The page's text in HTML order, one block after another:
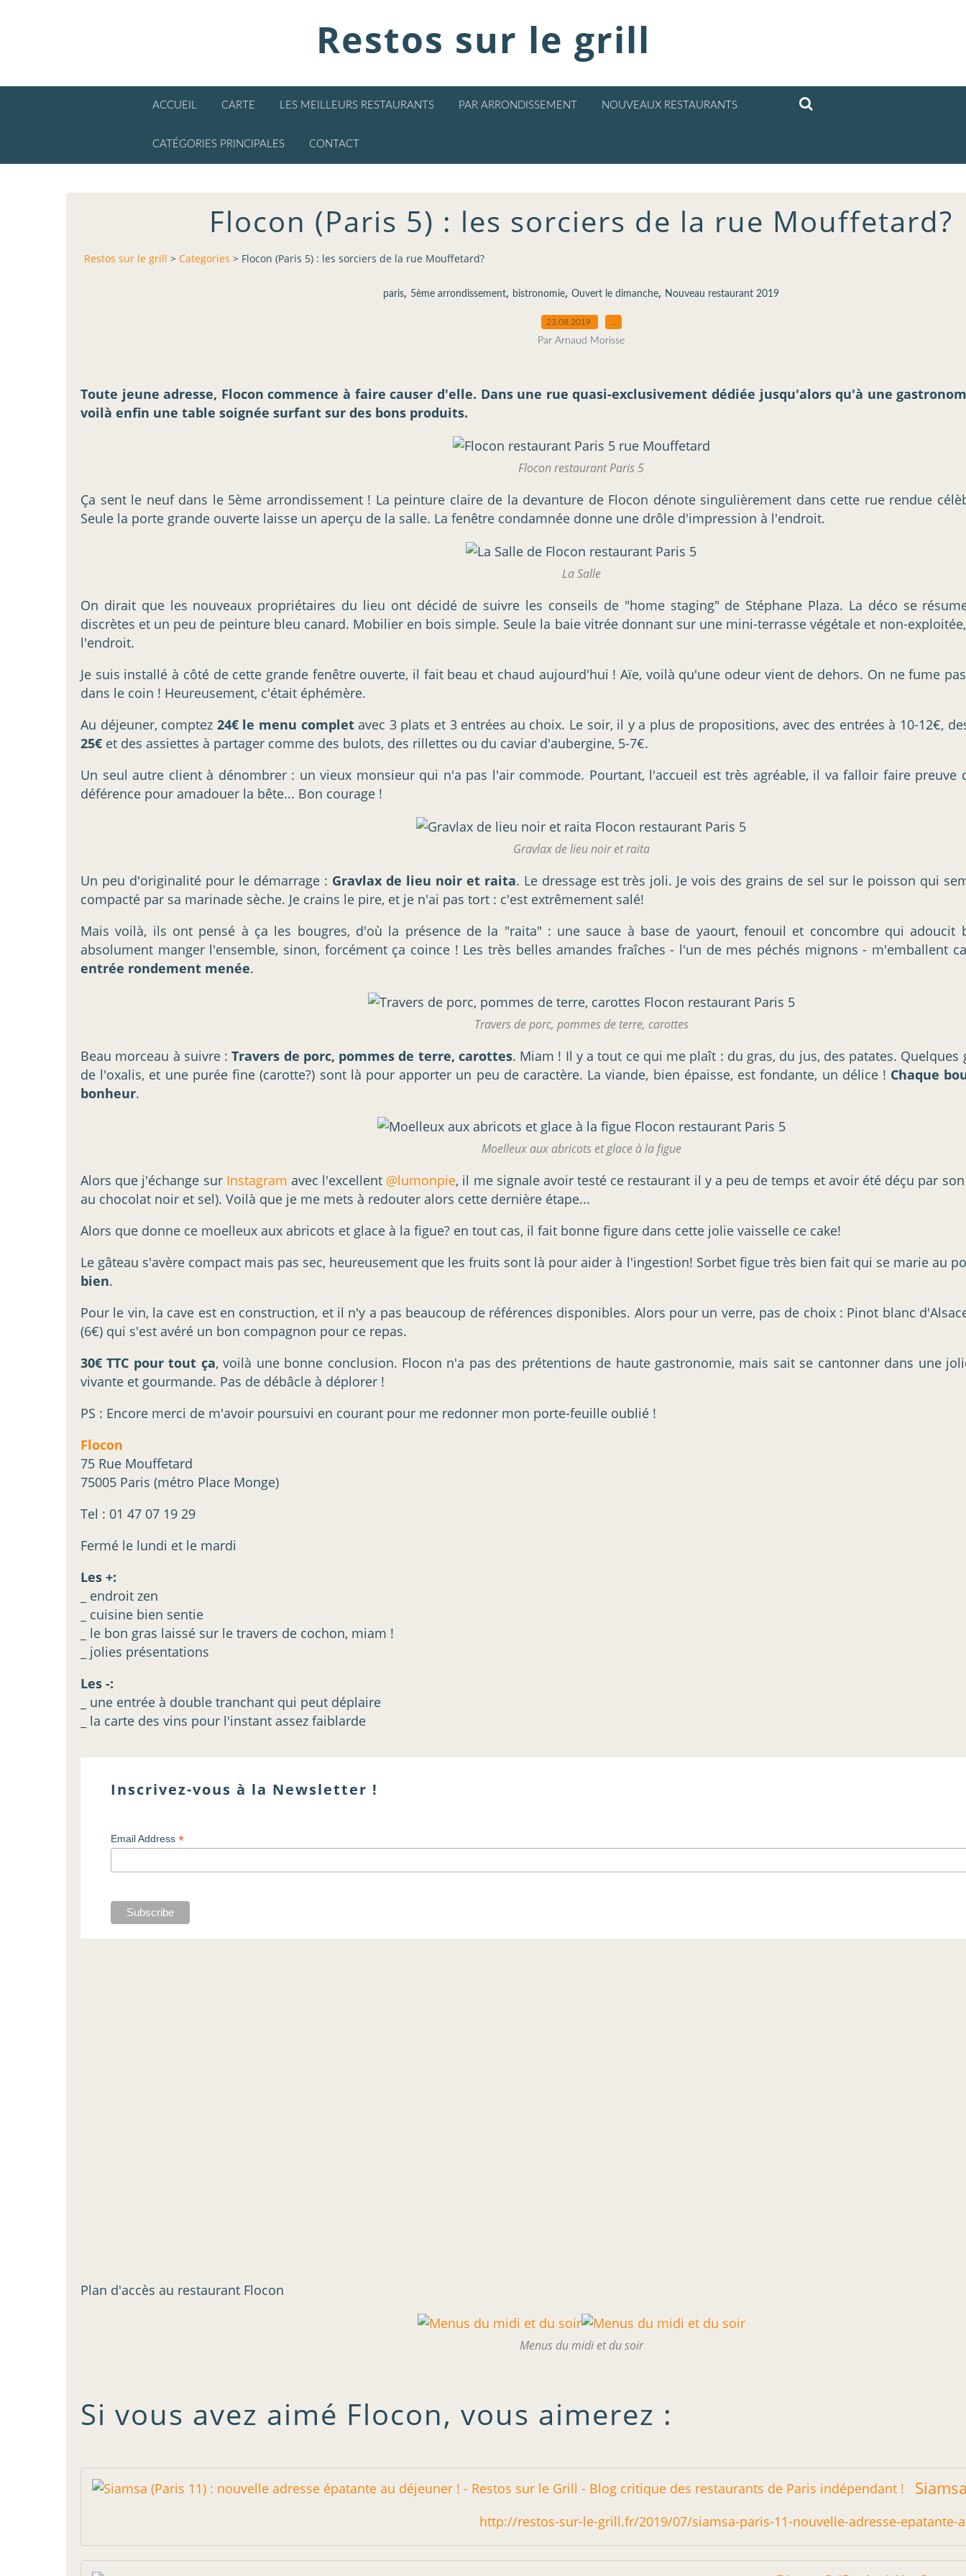
Restos sur le grill
ACCUEIL CARTE LES MEILLEURS RESTAURANTS PAR ARRONDISSEMENT NOUVEAUX RESTAURANTS
CATÉGORIES PRINCIPALES CONTACT
Flocon (Paris 5) : les sorciers de la rue Mouffetard?
Restos sur le grill > Categories > Flocon (Paris 5) : les sorciers de la rue Mouffetard?
paris, 5ème arrondissement, bistronomie, Ouvert le dimanche, Nouveau restaurant 2019
23.08.2019
Par Arnaud Morisse
Toute jeune adresse, Flocon commence à faire causer d'elle. Dans une rue quasi-exclusivement dédiée jusqu'alors qu'à une
voilà enfin une table soignée surfant sur des bons produits.
Flocon restaurant Paris 5
Ça sent le neuf dans le 5ème arrondissement ! La peinture claire de la devanture de Flocon dénote singulièrement dans cette rue rendue
Seule la porte grande ouverte laisse un aperçu de la salle. La fenêtre condamnée donne une drôle d'impression à l'endroit.
La Salle
On dirait que les nouveaux propriétaires du lieu ont décidé de suivre les conseils de "home staging" de Stéphane Plaza. La déco se
discrètes et un peu de peinture bleu canard. Mobilier en bois simple. Seule la baie vitrée donnant sur une mini-terrasse végétale et non-
l'endroit.
Je suis installé à côté de cette grande fenêtre ouverte, il fait beau et chaud aujourd'hui ! Aïe, voilà qu'une odeur vient de dehors. On ne fume
dans le coin ! Heureusement, c'était éphémère.
Au déjeuner, comptez 24€ le menu completavec 3 plats et 3 entrées au choix. Le soir, il y a plus de propositions, avec des entrées à 10-12€,
25€ et des assiettes à partager comme des bulots, des rillettes ou du caviar d'aubergine, 5-7€.
Un seul autre client à dénombrer : un vieux monsieur qui n'a pas l'air commode. Pourtant, l'accueil est très agréable, il va falloir faire preuve
déférence pour amadouer la bête... Bon courage !
Gravlax de lieu noir et raita
Un peu d'originalité pour le démarrage : Gravlax de lieu noir et raita. Le dressage est très joli. Je vois des grains de sel sur le poisson qui
compacté par sa marinade sèche. Je crains le pire, et je n'ai pas tort : c'est extrêmement salé!
Mais voilà, ils ont pensé à ça les bougres, d'où la présence de la "raita" : une sauce à base de yaourt, fenouil et concombre qui
absolument manger l'ensemble, sinon, forcément ça coince ! Les très belles amandes fraîches - l'un de mes péchés mignons - m'emballent
entrée rondement menée.
Travers de porc, pommes de terre, carottes
Beau morceau à suivre :Travers de porc, pommes de terre, carottes. Miam ! Il y a tout ce qui me plaît : du gras, du jus, des patates. Quelques
de l'oxalis, et une purée fine (carotte?) sont là pour apporter un peu de caractère. La viande, bien épaisse, est fondante, un délice ! Chaque
bonheur.
Moelleux aux abricots et glace à la figue
Alors que j'échange sur Instagram avec l'excellent @lumonpie, il me signale avoir testé ce restaurant il y a peu de temps et avoir été déçu par
au chocolat noir et sel). Voilà que je me mets à redouter alors cette dernière étape...
Alors que donne ce moelleux aux abricots et glace à la figue? en tout cas, il fait bonne figure dans cette jolie vaisselle ce cake!
Le gâteau s'avère compact mais pas sec, heureusement que les fruits sont là pour aider à l'ingestion! Sorbet figue très bien fait qui se marie au
bien.
Pour le vin, la cave est en construction, et il n'y a pas beaucoup de références disponibles. Alors pour un verre, pas de choix : Pinot blanc
(6€) qui s'est avéré un bon compagnon pour ce repas.
30€ TTC pour tout ça, voilà une bonne conclusion. Flocon n'a pas des prétentions de haute gastronomie, mais sait se cantonner dans une
vivante et gourmande. Pas de débâcle à déplorer !
PS : Encore merci de m'avoir poursuivi en courant pour me redonner mon porte-feuille oublié !
Flocon
75 Rue Mouffetard
75005 Paris (métro Place Monge)
Tel : 01 47 07 19 29
Fermé le lundi et le mardi
Les +:
_ endroit zen
_ cuisine bien sentie
_ le bon gras laissé sur le travers de cochon, miam !
_ jolies présentations
Les -:
_ une entrée à double tranchant qui peut déplaire
_ la carte des vins pour l'instant assez faiblarde
Inscrivez-vous à la Newsletter !
Email Address *
Plan d'accès au restaurant Flocon
Menus du midi et du soir
Si vous avez aimé Flocon, vous aimerez :
http://restos-sur-le-grill.fr/2019/07/siamsa-paris-11-nouvelle-adresse-epatante-